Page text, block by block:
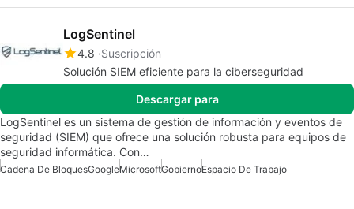
LogSentinel
4.8 Suscripción
Solución SIEM eficiente para la ciberseguridad
Descargar para
LogSentinel es un sistema de gestión de información y eventos de
seguridad (SIEM) que ofrece una solución robusta para equipos de
seguridad informática. Con…
Cadena De BloquesGoogleMicrosoftGobiernoEspacio De Trabajo